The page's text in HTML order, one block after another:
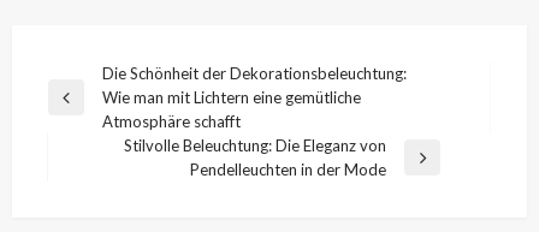
Beitragsnavigation
Previous
Die Schönheit der Dekorationsbeleuchtung:
Wie man mit Lichtern eine gemütliche
Atmosphäre schafft
Stilvolle Beleuchtung: Die Eleganz von
Pendelleuchten in der Mode